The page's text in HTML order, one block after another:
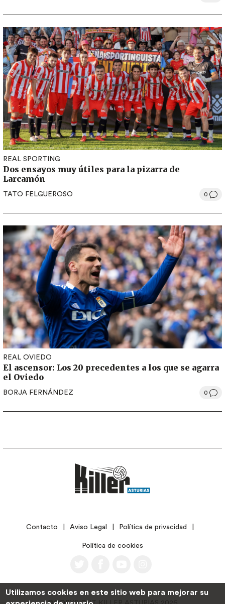
REAL SPORTING
Dos ensayos muy útiles para la pizarra de
Larcamón
TATO FELGUEROSO 0
REAL OVIEDO
El ascensor: Los 20 precedentes a los que se agarra
el Oviedo
BORJA FERNÁNDEZ 0
LEGALContacto Aviso Legal Política de privacidad
Política de cookies
Utilizamos cookies en este sitio web para mejorar su